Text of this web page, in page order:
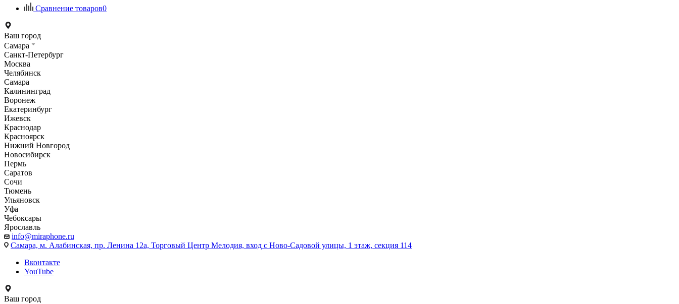
Сравнение товаров0
Ваш город
Самара
Санкт-Петербург
Москва
Челябинск
Самара
Калининград
Воронеж
Екатеринбург
Ижевск
Краснодар
Красноярск
Нижний Новгород
Новосибирск
Пермь
Саратов
Сочи
Тюмень
Ульяновск
Уфа
Чебоксары
Ярославль
info@miraphone.ru
Самара, м. Алабинская, пр. Ленина 12а, Торговый Центр Мелодия, вход с Ново-Садовой улицы, 1 этаж, секция 114
Вконтакте
YouTube
Ваш город